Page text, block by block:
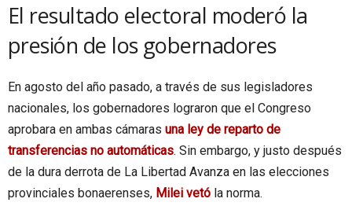
El resultado electoral moderó la
presión de los gobernadores
En agosto del año pasado, a través de sus legisladores
nacionales, los gobernadores lograron que el Congreso
aprobara en ambas cámaras una ley de reparto de
transferencias no automáticas. Sin embargo, y justo después
de la dura derrota de La Libertad Avanza en las elecciones
provinciales bonaerenses, Milei vetó la norma.